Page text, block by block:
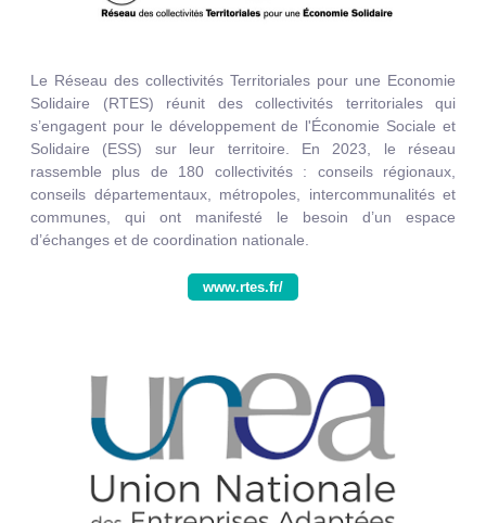
Le Réseau des collectivités Territoriales pour une Economie
Solidaire (RTES) réunit des collectivités territoriales qui
s’engagent pour le développement de l'Économie Sociale et
Solidaire (ESS) sur leur territoire. En 2023, le réseau
rassemble plus de 180 collectivités : conseils régionaux,
conseils départementaux, métropoles, intercommunalités et
communes, qui ont manifesté le besoin d’un espace
d’échanges et de coordination nationale.
www.rtes.fr/